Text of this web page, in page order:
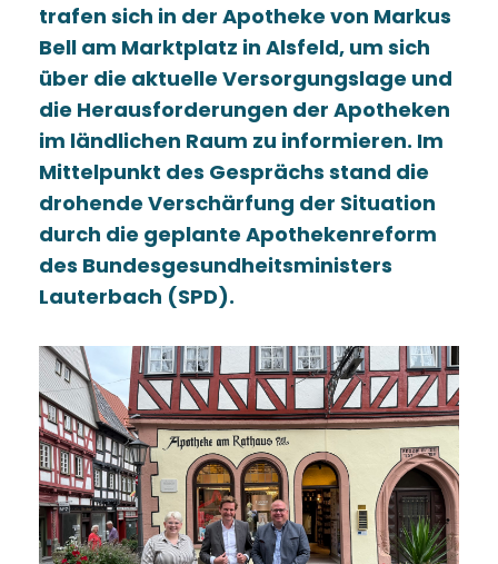
trafen sich in der Apotheke von Markus
Bell am Marktplatz in Alsfeld, um sich
über die aktuelle Versorgungslage und
die Herausforderungen der Apotheken
im ländlichen Raum zu informieren. Im
Mittelpunkt des Gesprächs stand die
drohende Verschärfung der Situation
durch die geplante Apothekenreform
des Bundesgesundheitsministers
Lauterbach (SPD).